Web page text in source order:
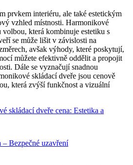
prvkem interiéru, ale také estetickým
vzhled místnosti. Harmonikové
která kombinuje estetiku s
se může lišit v závislosti na
avšak výhody, které poskytují,
můžete efektivně oddělit a propojit
Dále se vyznačují snadnou
skládací dveře jsou cenově
která zvýší funkčnost a vizuální
skládací dveře cena: Estetika a